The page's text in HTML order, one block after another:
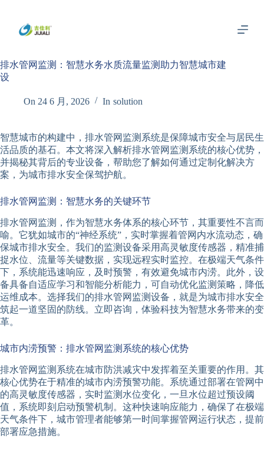
内
排水管网监测：智慧水务水质流量监测助力智慧城市建
设
On 24 6 月, 2026 In solution
智慧城市的构建中，排水管网监测系统是保障城市安全与居民生
活品质的基石。本文将深入解析排水管网监测系统的核心优势，
并揭秘其背后的专业设备，帮助您了解如何通过定制化解决方
案，为城市排水安全保驾护航。
排水管网监测：智慧水务的关键环节
排水管网监测，作为智慧水务体系的核心环节，其重要性不言而
喻。它犹如城市的“神经系统”，实时掌握着管网内水流动态，确
保城市排水安全。我们的监测设备采用高灵敏度传感器，精准捕
捉水位、流量等关键数据，实现远程实时监控。在极端天气条件
下，系统能迅速响应，及时预警，有效避免城市内涝。此外，设
备具备自适应学习和智能分析能力，可自动优化监测策略，降低
运维成本。选择我们的排水管网监测设备，就是为城市排水安全
筑起一道坚固的防线。立即咨询，体验科技为智慧水务带来的变
革。
城市内涝预警：排水管网监测系统的核心优势
排水管网监测系统在城市防洪减灾中发挥着至关重要的作用。其
核心优势在于精准的城市内涝预警功能。系统通过部署在管网中
的高灵敏度传感器，实时监测水位变化，一旦水位超过预设阈
值，系统即刻启动预警机制。这种快速响应能力，确保了在极端
天气条件下，城市管理者能够第一时间掌握管网运行状态，提前
部署应急措施。